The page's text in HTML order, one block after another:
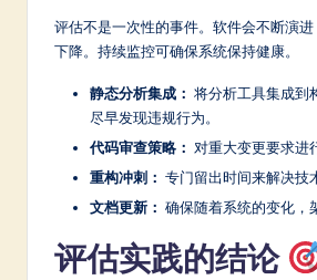
评估不是一次性的事件。软件会不断演
下降。持续监控可确保系统保持健康。
静态分析集成： 将分析工具集成到
尽早发现违规行为。
代码审查策略： 对重大变更要求进
重构冲刺： 专门留出时间来解决技
文档更新： 确保随着系统的变化，
评估实践的结论